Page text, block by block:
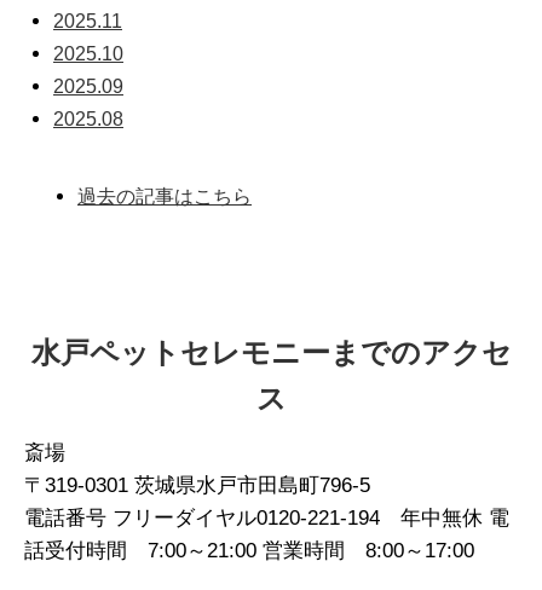
2025.11
2025.10
2025.09
2025.08
過去の記事はこちら
水戸ペットセレモニーまでのアクセ
ス
斎場
〒319-0301 茨城県水戸市田島町796-5
電話番号 フリーダイヤル0120-221-194 年中無休 電
話受付時間 7:00～21:00 営業時間 8:00～17:00